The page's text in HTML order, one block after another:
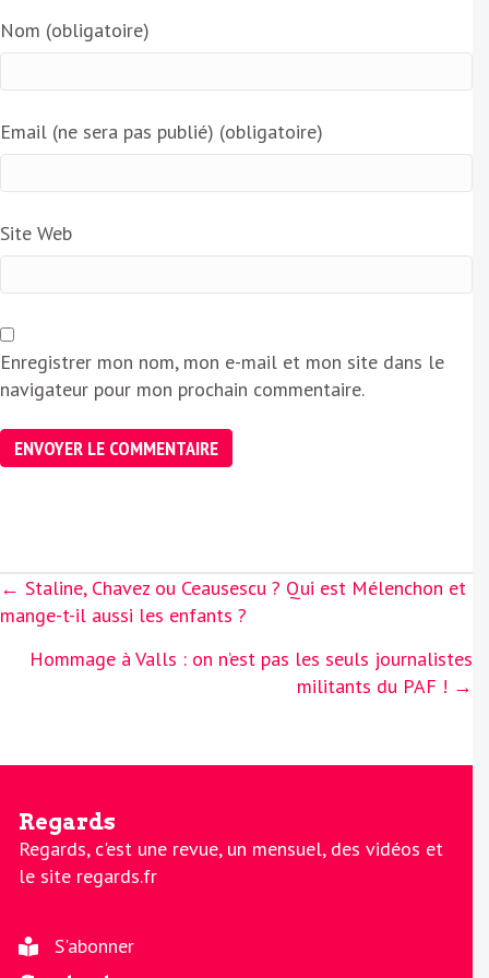
Nom (obligatoire)
Email (ne sera pas publié) (obligatoire)
Site Web
Enregistrer mon nom, mon e-mail et mon site dans le
navigateur pour mon prochain commentaire.
Posts
navigation
← Staline, Chavez ou Ceausescu ? Qui est Mélenchon et
mange-t-il aussi les enfants ?
Hommage à Valls : on n’est pas les seuls journalistes
militants du PAF ! →
Regards
Regards, c'est une revue, un mensuel, des vidéos et
le site regards.fr
S'abonner